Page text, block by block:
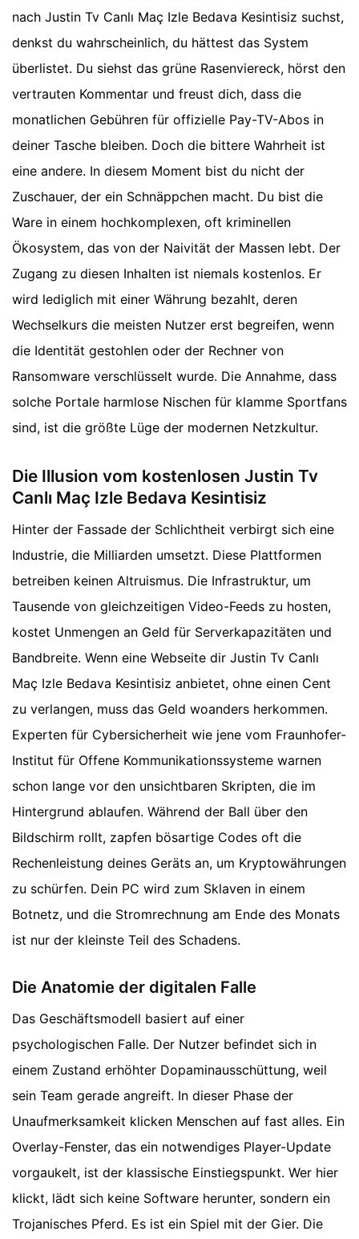
nach Justin Tv Canlı Maç Izle Bedava Kesintisiz suchst,
denkst du wahrscheinlich, du hättest das System
überlistet. Du siehst das grüne Rasenviereck, hörst den
vertrauten Kommentar und freust dich, dass die
monatlichen Gebühren für offizielle Pay-TV-Abos in
deiner Tasche bleiben. Doch die bittere Wahrheit ist
eine andere. In diesem Moment bist du nicht der
Zuschauer, der ein Schnäppchen macht. Du bist die
Ware in einem hochkomplexen, oft kriminellen
Ökosystem, das von der Naivität der Massen lebt. Der
Zugang zu diesen Inhalten ist niemals kostenlos. Er
wird lediglich mit einer Währung bezahlt, deren
Wechselkurs die meisten Nutzer erst begreifen, wenn
die Identität gestohlen oder der Rechner von
Ransomware verschlüsselt wurde. Die Annahme, dass
solche Portale harmlose Nischen für klamme Sportfans
sind, ist die größte Lüge der modernen Netzkultur.
Die Illusion vom kostenlosen Justin Tv
Canlı Maç Izle Bedava Kesintisiz
Hinter der Fassade der Schlichtheit verbirgt sich eine
Industrie, die Milliarden umsetzt. Diese Plattformen
betreiben keinen Altruismus. Die Infrastruktur, um
Tausende von gleichzeitigen Video-Feeds zu hosten,
kostet Unmengen an Geld für Serverkapazitäten und
Bandbreite. Wenn eine Webseite dir Justin Tv Canlı
Maç Izle Bedava Kesintisiz anbietet, ohne einen Cent
zu verlangen, muss das Geld woanders herkommen.
Experten für Cybersicherheit wie jene vom Fraunhofer-
Institut für Offene Kommunikationssysteme warnen
schon lange vor den unsichtbaren Skripten, die im
Hintergrund ablaufen. Während der Ball über den
Bildschirm rollt, zapfen bösartige Codes oft die
Rechenleistung deines Geräts an, um Kryptowährungen
zu schürfen. Dein PC wird zum Sklaven in einem
Botnetz, und die Stromrechnung am Ende des Monats
ist nur der kleinste Teil des Schadens.
Die Anatomie der digitalen Falle
Das Geschäftsmodell basiert auf einer
psychologischen Falle. Der Nutzer befindet sich in
einem Zustand erhöhter Dopaminausschüttung, weil
sein Team gerade angreift. In dieser Phase der
Unaufmerksamkeit klicken Menschen auf fast alles. Ein
Overlay-Fenster, das ein notwendiges Player-Update
vorgaukelt, ist der klassische Einstiegspunkt. Wer hier
klickt, lädt sich keine Software herunter, sondern ein
Trojanisches Pferd. Es ist ein Spiel mit der Gier. Die